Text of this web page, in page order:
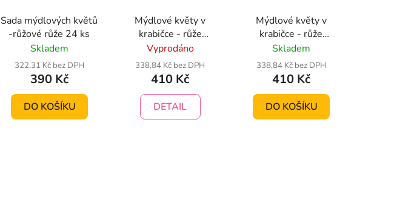
Sada mýdlových květů
-růžové růže 24 ks
Skladem
322,31 Kč bez DPH
390 Kč
DO KOŠÍKU
Mýdlové květy v
krabičce - růže
kombinace červeno-
bílá
Vyprodáno
338,84 Kč bez DPH
410 Kč
DETAIL
Mýdlové květy v
krabičce - růže
kombinace modro-bílá
Skladem
338,84 Kč bez DPH
410 Kč
DO KOŠÍKU